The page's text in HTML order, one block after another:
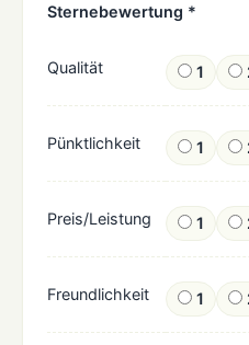
Sternebewertung *
Qualität 1
Pünktlichkeit 1
Preis/Leistung 1
Freundlichkeit 1